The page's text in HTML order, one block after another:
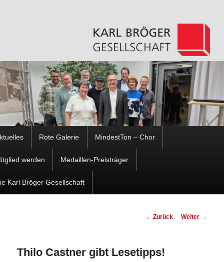
Zum
wechseln
Zum
Inhalt
Rote Galerie MindestTon – Chor
werden Medaillen-Preisträger
Karl Bröger Gesellschaft
Beitragsnavigation
← Zurück Weiter →
Thilo Castner gibt Lesetipps!